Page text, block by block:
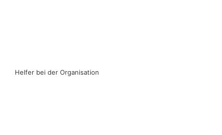
Helfer bei der Organisation